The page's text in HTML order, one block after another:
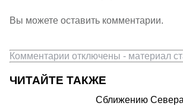
Вы можете оставить комментарии.
Комментарии отключены - материал
ЧИТАЙТЕ ТАКЖЕ
Сближению